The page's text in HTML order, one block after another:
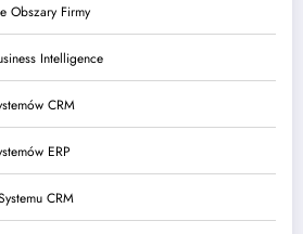
Obszary Firmy
Intelligence
CRM
ERP
CRM